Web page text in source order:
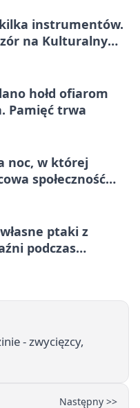
instrumentów.
na Kulturalnym
hołd ofiarom
Pamięć trwa
noc, w której
społeczność
ptaki z
podczas
- zwycięzcy,
Następny >>